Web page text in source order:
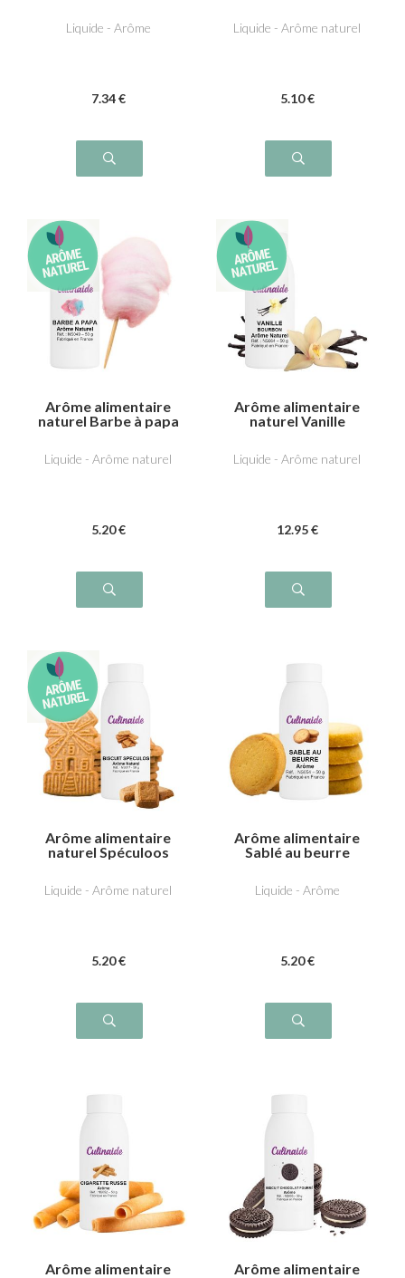
Liquide - Arôme
7.34 €
Liquide - Arôme naturel
5.10 €
Arôme alimentaire
naturel Barbe à papa
Liquide - Arôme naturel
5.20 €
Arôme alimentaire
naturel Vanille
Liquide - Arôme naturel
12.95 €
Arôme alimentaire
naturel Spéculoos
Liquide - Arôme naturel
5.20 €
Arôme alimentaire
Sablé au beurre
Liquide - Arôme
5.20 €
Arôme alimentaire
Arôme alimentaire